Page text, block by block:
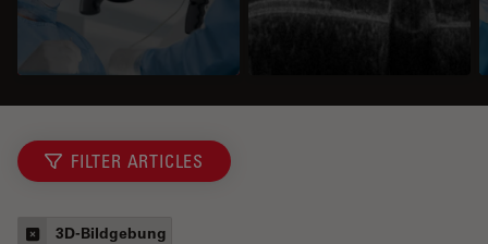
FILTER ARTICLES
3D-Bildgebung